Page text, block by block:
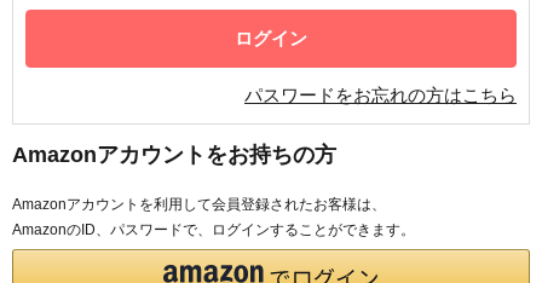
パスワードをお忘れの方はこちら
Amazonアカウントをお持ちの方
Amazonアカウントを利用して会員登録されたお客様は、
AmazonのID、パスワードで、ログインすることができます。